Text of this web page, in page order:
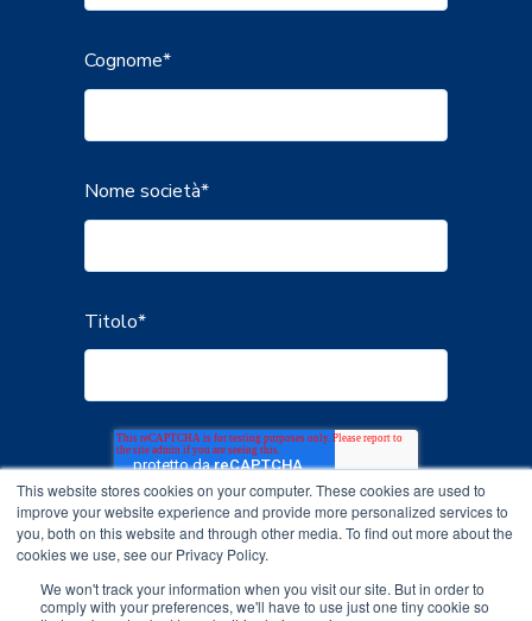
This website stores cookies on your computer. These cookies are used to
improve your website experience and provide more personalized services to
you, both on this website and through other media. To find out more about the
cookies we use, see our Privacy Policy.
We won't track your information when you visit our site. But in order to
comply with your preferences, we'll have to use just one tiny cookie so
Cognome*
Nome società*
Titolo*